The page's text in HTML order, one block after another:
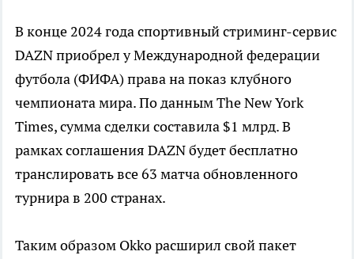
В конце 2024 года спортивный стриминг-сервис
DAZN приобрел у Международной федерации
футбола (ФИФА) права на показ клубного
чемпионата мира. По данным The New York
Times, сумма сделки составила $1 млрд. В
рамках соглашения DAZN будет бесплатно
транслировать все 63 матча обновленного
турнира в 200 странах.
Таким образом Okko расширил свой пакет